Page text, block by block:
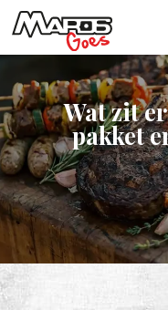
Wat zit
pakket